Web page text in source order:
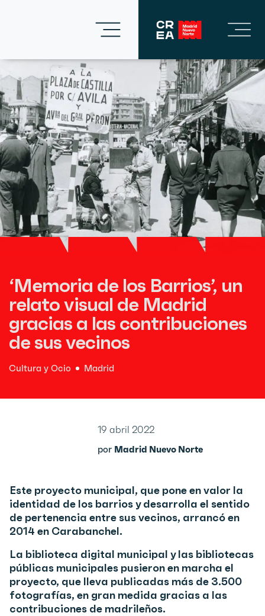
‘Memoria de los Barrios’, un
relato visual de Madrid
gracias a las contribuciones
de sus vecinos
Cultura y Ocio Madrid
Este proyecto municipal, que pone en valor la
identidad de los barrios y desarrolla el sentido
de pertenencia entre sus vecinos, arrancó en
2014 en Carabanchel.
La biblioteca digital municipal y las bibliotecas
públicas municipales pusieron en marcha el
proyecto, que lleva publicadas más de 3.500
fotografías, en gran medida gracias a las
contribuciones de madrileños.
19 abril 2022
por Madrid Nuevo Norte